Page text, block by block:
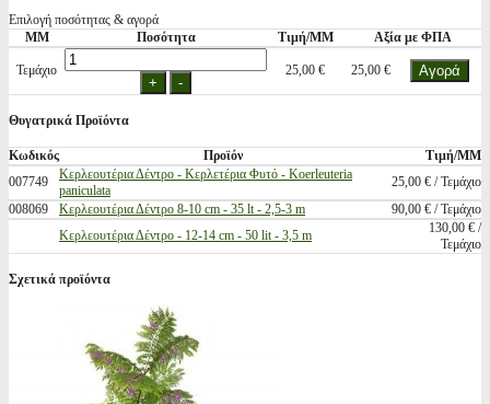
Επιλογή ποσότητας & αγορά
ΜΜ
Ποσότητα Τιμή/ΜΜ Αξία με ΦΠΑ
Τεμάχιο 25,00 € 25,00 €
Θυγατρικά Προϊόντα
Κωδικός Προϊόν
Τιμή/ΜΜ
007749
Κερλεουτέρια Δέντρο - Κερλετέρια Φυτό - Koerleuteria
paniculata
25,00 € / Τεμάχιο
008069
Κερλεουτέρια Δέντρο 8-10 cm - 35 lt - 2,5-3 m
90,00 € / Τεμάχιο
Κερλεουτέρια Δέντρο - 12-14 cm - 50 lit - 3,5 m
130,00 € /
Τεμάχιο
Σχετικά προϊόντα